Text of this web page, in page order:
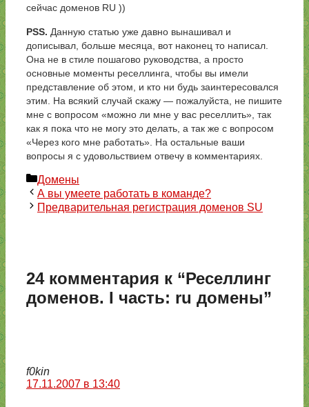
сейчас доменов RU ))
PSS. Данную статью уже давно вынашивал и
дописывал, больше месяца, вот наконец то написал.
Она не в стиле пошагово руководства, а просто
основные моменты реселлинга, чтобы вы имели
представление об этом, и кто ни будь заинтересовался
этим. На всякий случай скажу — пожалуйста, не пишите
мне с вопросом «можно ли мне у вас реселлить», так
как я пока что не могу это делать, а так же с вопросом
«Через кого мне работать». На остальные ваши
вопросы я с удовольствием отвечу в комментариях.
Рубрики
Домены
А вы умеете работать в команде?
Предварительная регистрация доменов SU
24 комментария к “Реселлинг
доменов. I часть: ru домены”
f0kin
17.11.2007 в 13:40